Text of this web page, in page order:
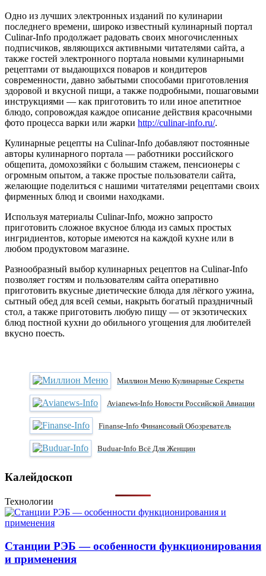
чтения
Одно из лучших электронных изданий по кулинарии
последнего времени, широко известный кулинарный портал
Culinar-Info продолжает радовать своих многочисленных
подписчиков, являющихся активными читателями сайта, а
также гостей электронного портала новыми кулинарными
рецептами от выдающихся поваров и кондитеров
современности, давно забытыми способами приготовления
здоровой и вкусной пищи, а также подробными, пошаговыми
инструкциями — как приготовить то или иное апетитное
блюдо, сопровождая каждое описание действия красочными
фото процесса варки или жарки http://culinar-info.ru/.
Кулинарные рецепты на Culinar-Info добавляют постоянные
авторы кулинарного портала — работники российского
общепита, домохозяйки с большим стажем, пенсионеры с
огромным опытом, а также простые пользователи сайта,
желающие поделиться с нашими читателями рецептами своих
фирменных блюд и своими находками.
Используя материалы Culinar-Info, можно запросто
приготовить сложное вкусное блюда из самых простых
ингридиентов, которые имеются на каждой кухне или в
любом продуктовом магазине.
Разнообразный выбор кулинарных рецептов на Culinar-Info
позволяет гостям и пользователям сайта оперативно
приготовить вкусные диетические блюда для лёгкого ужина,
сытный обед для всей семьи, накрыть богатый праздничный
стол, а также приготовить любую пищу — от экзотических
блюд постной кухни до обильного угощения для любителей
вкусно поесть.
Миллион Меню Кулинарные Секреты
Avianews-Info Новости Российской Авиации
Finanse-Info Финансовый Обозреватель
Buduar-Info Всё Для Женщин
Калейдоскоп
Технологии
Станции РЭБ — особенности функционирования
и применения